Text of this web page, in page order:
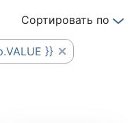
Сортировать по
}}